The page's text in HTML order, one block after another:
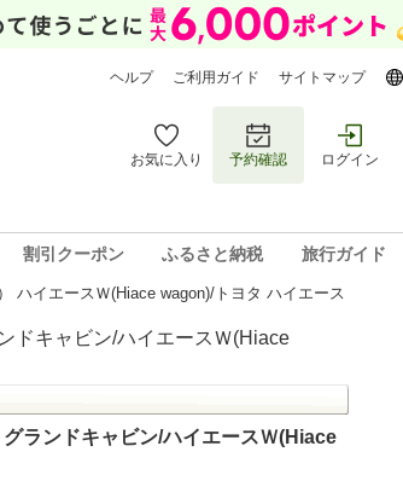
ヘルプ ご利用ガイド サイトマップ
お気に入り 予約確認 ログイン
割引クーポン ふるさと納税 旅行ガイド
ハイエースＷ(Hiace wagon)/トヨタ ハイエース
ランドキャビン/ハイエースＷ(Hiace